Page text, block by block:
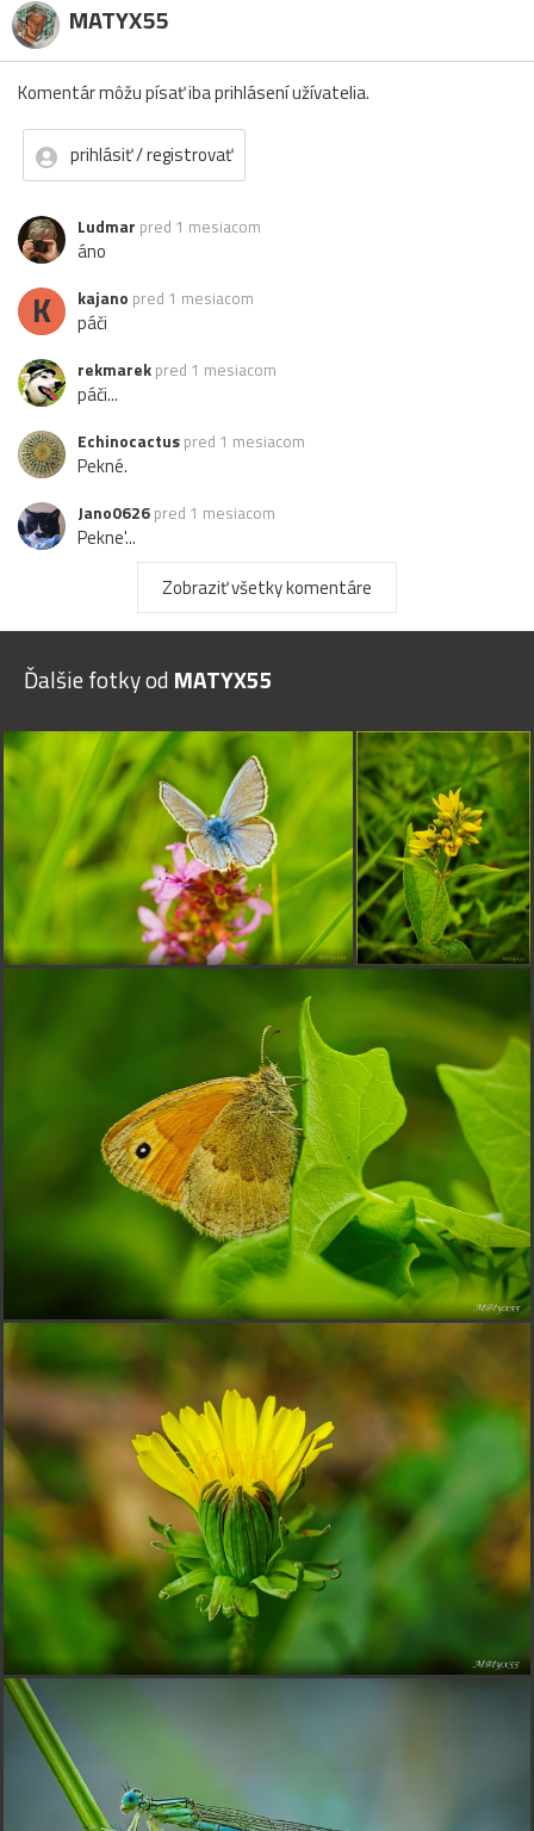
MATYX55
Komentár môžu písať iba prihlásení užívatelia.
prihlásiť / registrovať
Ludmar pred 1 mesiacom
áno
K kajano pred 1 mesiacom
páči
rekmarek pred 1 mesiacom
páči...
Echinocactus pred 1 mesiacom
Pekné.
Jano0626 pred 1 mesiacom
Pekne'...
Zobraziť všetky komentáre
Ďalšie fotky od MATYX55